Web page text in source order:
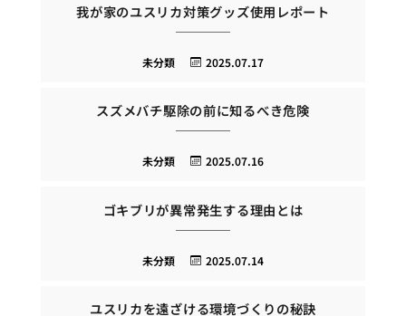
我が家のユスリカ対策グッズ使用レポート
2025.07.17
未分類
スズメバチ駆除の前に知るべき危険
2025.07.16
未分類
ゴキブリが異常発生する理由とは
2025.07.14
未分類
ユスリカを遠ざける環境づくりの秘訣